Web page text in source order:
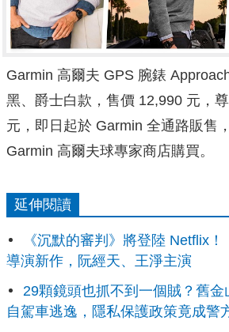
Garmin 高爾夫 GPS 腕錶
黑、爵士白款，售價 12,990 元，
元，即日起於 Garmin 全通路販售
Garmin 高爾夫球專家商店購買。
延伸閱讀
《沉默的審判》將登陸 Netflix！
導演新作，阮經天、王淨主演
29顆鏡頭也抓不到一個賊？舊金
自駕車逃逸，隱私保護政策竟成警